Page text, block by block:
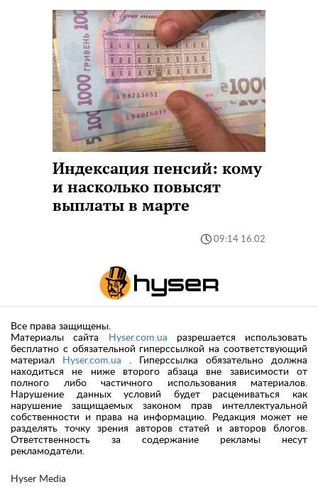
Индексация пенсий: кому
и насколько повысят
выплаты в марте
09:14 16.02
Hyser Media
Все права защищены.
Материалы сайта
Hyser.com.ua разрешается использовать
бесплатно с обязательной гиперссылкой на соответствующий
материал
Hyser.com.ua . Гиперссылка обязательно должна
находиться не ниже второго абзаца вне зависимости от
полного либо частичного использования материалов.
Нарушение данных условий будет расцениваться как
нарушение защищаемых законом прав интеллектуальной
собственности и права на информацию. Редакция может не
разделять точку зрения авторов статей и авторов блогов.
Ответственность за содержание рекламы несут
рекламодатели.